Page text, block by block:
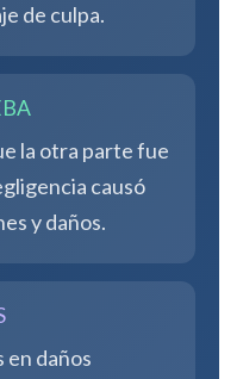
de culpa.
la otra parte fue
causó
y daños.
en daños